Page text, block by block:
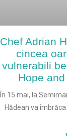
Chef Adrian
cincea
vulnerabili
Hope
În 15 mai, la
Hădean va